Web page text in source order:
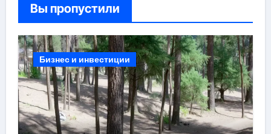
Вы пропустили
Бизнес и инвестиции